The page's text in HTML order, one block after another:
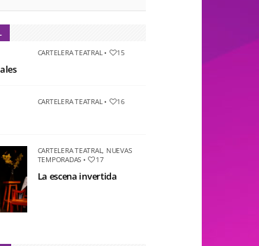
CARTELERA TEATRAL• 15
CARTELERA TEATRAL• 16
CARTELERA TEATRAL, NUEVAS
TEMPORADAS • 17
La escena invertida